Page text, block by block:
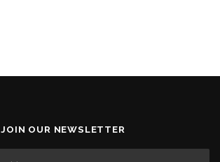
JOIN OUR NEWSLETTER